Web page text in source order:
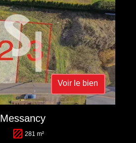
Voir le bien
Messancy
281 m²